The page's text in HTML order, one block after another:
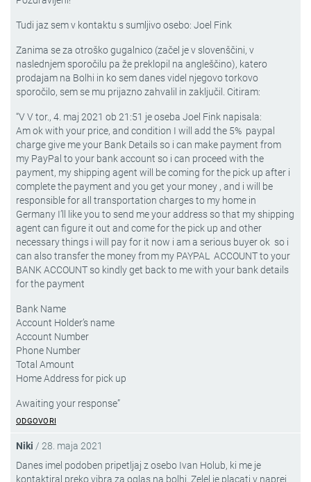
Tudi jaz sem v kontaktu s sumljivo osebo: Joel Fink
Zanima se za otroško gugalnico (začel je v slovenščini, v
naslednjem sporočilu pa že preklopil na angleščino), katero
prodajam na Bolhi in ko sem danes videl njegovo torkovo
sporočilo, sem se mu prijazno zahvalil in zaključil. Citiram:
“V V tor., 4. maj 2021 ob 21:51 je oseba Joel Fink napisala:
Am ok with your price, and condition I will add the 5% paypal
charge give me your Bank Details so i can make payment from
my PayPal to your bank account so i can proceed with the
payment, my shipping agent will be coming for the pick up after i
complete the payment and you get your money , and i will be
responsible for all transportation charges to my home in
Germany I’ll like you to send me your address so that my shipping
agent can figure it out and come for the pick up and other
necessary things i will pay for it now i am a serious buyer ok so i
can also transfer the money from my PAYPAL ACCOUNT to your
BANK ACCOUNT so kindly get back to me with your bank details
for the payment
Bank Name
Account Holder’s name
Account Number
Phone Number
Total Amount
Home Address for pick up
Awaiting your response”
ODGOVORI
Niki / 28. maja 2021
Danes imel podoben pripetljaj z osebo Ivan Holub, ki me je
kontaktiral preko vibra za oglas na bolhi. Zelel je placati v naprej